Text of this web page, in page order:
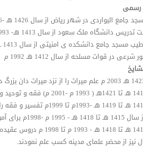
البواردی در شهر ریاض از سال 1426 هـ -2006 م تاکنون
دانشگاه ملک سعود از سال 1413 هـ- 1993 م تاکنون
جامع دانشکده ی امنیتی از سال 1413 ـ تا 1426 هـ (1993 -2006 م)
در قوات مسلحه از سال 1412 هـ 1992 م
البراک زانوی تلمذ زدند.
نیز از محضر علمای مدینه کسب علم نمودند.